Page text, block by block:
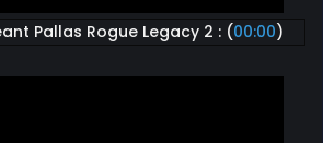
Pallas Rogue Legacy 2 : (00:00)